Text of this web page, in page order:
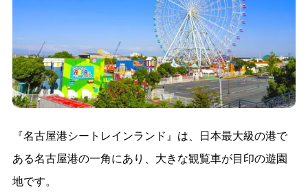
『名古屋港シートレインランド』は、日本最大級の港で
ある名古屋港の一角にあり、大きな観覧車が目印の遊園
地です。